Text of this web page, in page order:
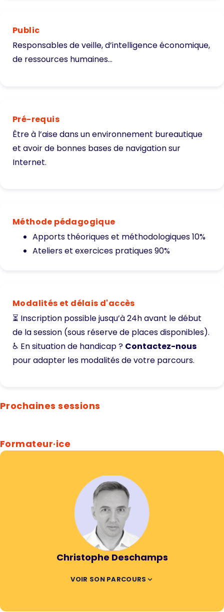
Public
Responsables de veille, d’intelligence économique,
de ressources humaines…
Pré-requis
Être à l’aise dans un environnement bureautique
et avoir de bonnes bases de navigation sur
Internet.
Méthode pédagogique
Apports théoriques et méthodologiques 10%
Ateliers et exercices pratiques 90%
Modalités et délais d'accès
⏳ Inscription possible jusqu’à 24h avant le début
de la session (sous réserve de places disponibles).
♿ En situation de handicap ? Contactez-nous
pour adapter les modalités de votre parcours.
Prochaines sessions
Formateur·ice
Christophe Deschamps
VOIR SON PARCOURS